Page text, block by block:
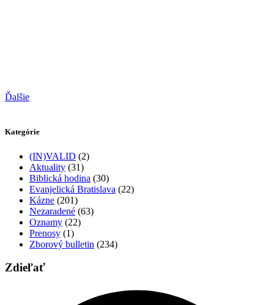
Ďalšie
Kategórie
(IN)VALID (2)
Aktuality (31)
Biblická hodina (30)
Evanjelická Bratislava (22)
Kázne (201)
Nezaradené (63)
Oznamy (22)
Prenosy (1)
Zborový bulletin (234)
Zdieľať